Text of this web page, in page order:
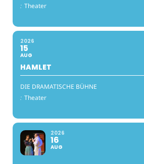
: Theater
2026
15
AUG
HAMLET
DIE DRAMATISCHE BÜHNE
: Theater
2026
16
AUG